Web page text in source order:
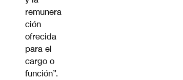
remunera
ción
ofrecida
para el
cargo o
función”.